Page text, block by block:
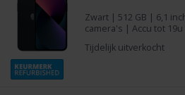
Zwart | 512 GB | 6,1
camera's | Accu tot 19u
Tijdelijk uitverkocht